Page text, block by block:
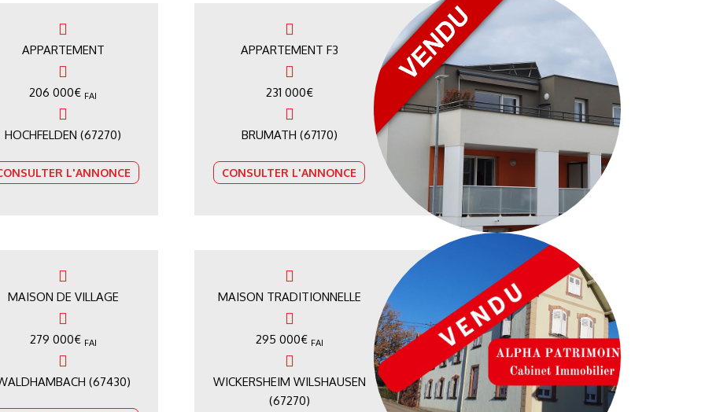
APPARTEMENT
206 000€ FAI
HOCHFELDEN (67270)
L'ANNONCE
APPARTEMENT F3
231 000€
BRUMATH (67170)
CONSULTER L'ANNONCE
MAISON DE VILLAGE
279 000€ FAI
(67430)
MAISON TRADITIONNELLE
295 000€ FAI
WICKERSHEIM WILSHAUSEN
(67270)